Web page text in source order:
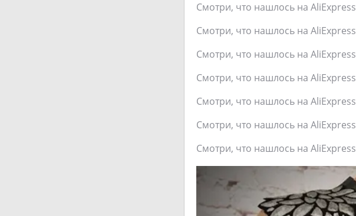
Смотри, что нашлось на AliExpress
Смотри, что нашлось на AliExpress
Смотри, что нашлось на AliExpress
Смотри, что нашлось на AliExpress
Смотри, что нашлось на AliExpress
Смотри, что нашлось на AliExpress
Смотри, что нашлось на AliExpress